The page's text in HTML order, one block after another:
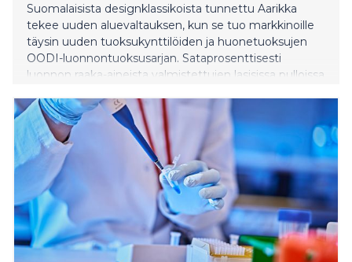
Suomalaisista designklassikoista tunnettu Aarikka
tekee uuden aluevaltauksen, kun se tuo markkinoille
täysin uuden tuoksukynttilöiden ja huonetuoksujen
OODI-luonnontuoksusarjan. Sataprosenttisesti
luonnon raaka-aineista valmistettujen lasisissa pulloissa
tuoksukynttilöiden käytön ekologisuutta lisää sarjaan
kuuluvat täyttöpakkaukset, jotka mahdollistavat
tuotteiden pitkäikäisen käytön.